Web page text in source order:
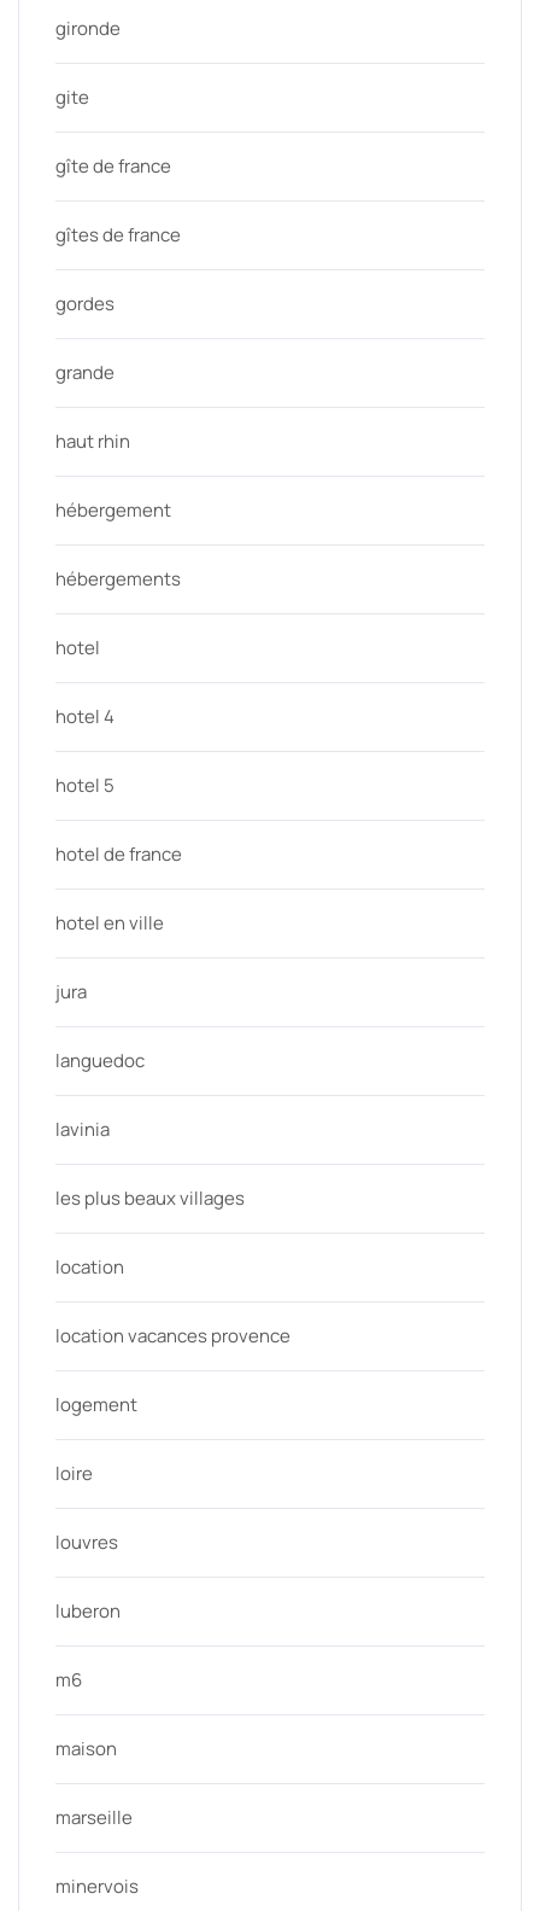
gironde
gite
gîte de france
gîtes de france
gordes
grande
haut rhin
hébergement
hébergements
hotel
hotel 4
hotel 5
hotel de france
hotel en ville
jura
languedoc
lavinia
les plus beaux villages
location
location vacances provence
logement
loire
louvres
luberon
m6
maison
marseille
minervois